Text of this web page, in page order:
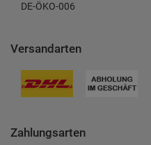
DE-ÖKO-006
Versandarten
Zahlungsarten